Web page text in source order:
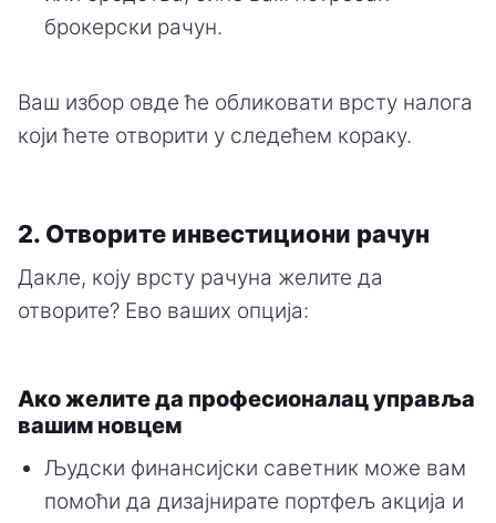
брокерски рачун.
Ваш избор овде ће обликовати врсту налога
који ћете отворити у следећем кораку.
2. Отворите инвестициони рачун
Дакле, коју врсту рачуна желите да
отворите? Ево ваших опција:
Ако желите да професионалац управља
вашим новцем
Људски финансијски саветник може вам
помоћи да дизајнирате портфељ акција и